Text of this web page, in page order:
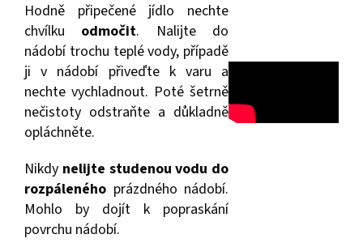
Hodně připečené jídlo nechte
chvílku odmočit. Nalijte do
nádobí trochu teplé vody, případě
ji v nádobí přiveďte k varu a
nechte vychladnout. Poté šetrně
nečistoty odstraňte a důkladně
opláchněte.
Nikdy nelijte studenou vodu do
rozpáleného prázdného nádobí.
Mohlo by dojít k popraskání
povrchu nádobí.